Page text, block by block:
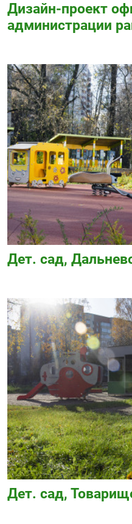
Дизайн-проект
администрации
Дет. сад,
Дет. сад,